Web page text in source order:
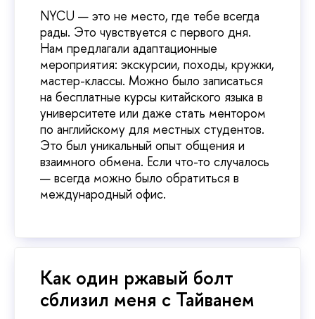
NYCU — это не место, где тебе всегда
рады. Это чувствуется с первого дня.
Нам предлагали адаптационные
мероприятия: экскурсии, походы, кружки,
мастер-классы. Можно было записаться
на бесплатные курсы китайского языка в
университете или даже стать ментором
по английскому для местных студентов.
Это был уникальный опыт общения и
взаимного обмена. Если что-то случалось
— всегда можно было обратиться в
международный офис.
Как один ржавый болт
сблизил меня с Тайванем